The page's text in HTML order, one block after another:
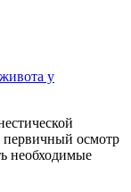
у
первичный осмотр
необходимые